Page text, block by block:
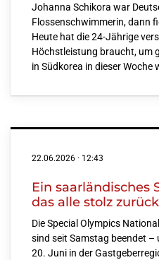
Johanna Schikora war
Flossenschwimmerin, dann
Heute hat die 24-Jährige
Höchstleistung braucht, um
in Südkorea in dieser Woche
22.06.2026 · 12:43
Ein saarländisches
das alle stolz
Die Special Olympics
sind seit Samstag beendet
20. Juni in der